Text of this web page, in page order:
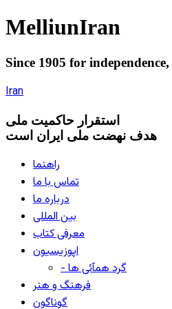
MelliunIran
Since 1905 for independence,
Iran
استقرار حاکميت ملی
هدف نهضت ملی ایران است
راهنما
تماس با ما
درباره ما
بین المللی
معرفی کتاب
اپوزیسیون
- گرد همآئی ها
فرهنگ و هنر
گوناگون